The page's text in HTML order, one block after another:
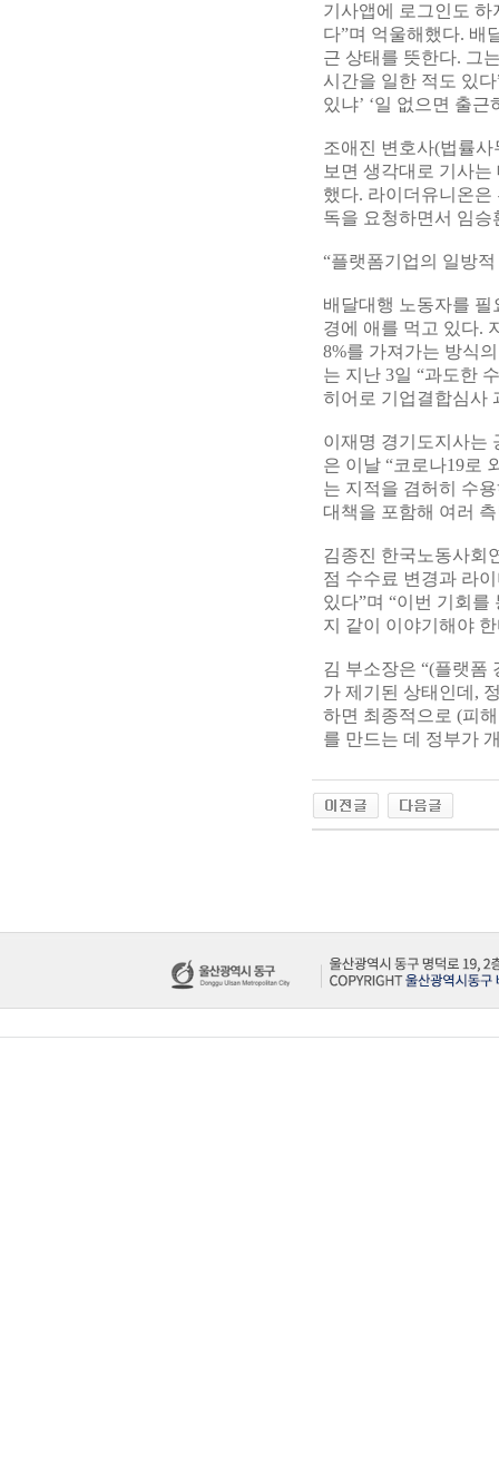
기사앱에 로그인도
다”며 억울해했다. 배
근 상태를 뜻한다. 그
시간을 일한 적도 있
있냐’ ‘일 없으면 출
조애진 변호사(법률
보면 생각대로 기사
했다. 라이더유니온
독을 요청하면서 임
“플랫폼기업의 일방
배달대행 노동자를
경에 애를 먹고 있다.
8%를 가져가는 방식
는 지난 3일 “과도한
히어로 기업결합심사
이재명 경기도지사는
은 이날 “코로나19로
는 지적을 겸허히 수
대책을 포함해 여러
김종진 한국노동사회
점 수수료 변경과 라
있다”며 “이번 기회
지 같이 이야기해야
김 부소장은 “(플랫폼
가 제기된 상태인데,
하면 최종적으로 (피
를 만드는 데 정부가